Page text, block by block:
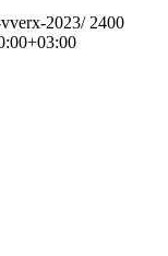
2023/ 2400